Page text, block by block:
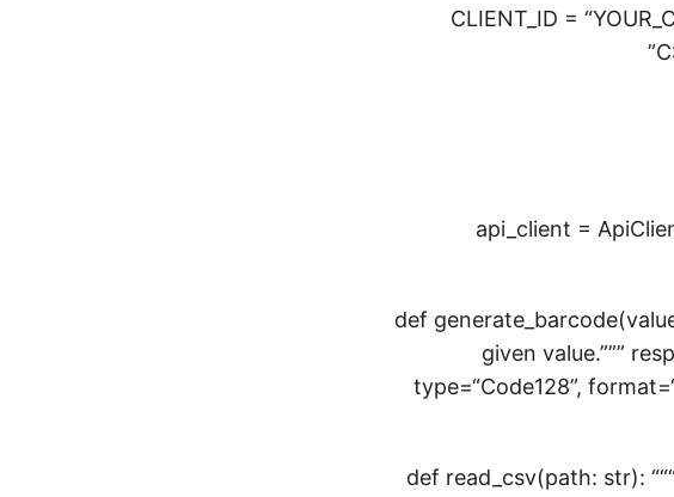
CLIENT_ID =
api_client =
def
given value.”””
type=“Code128”,
def read_csv(path: str):